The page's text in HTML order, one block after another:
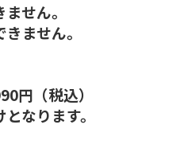
せん。
ません。
円（税込）
なります。